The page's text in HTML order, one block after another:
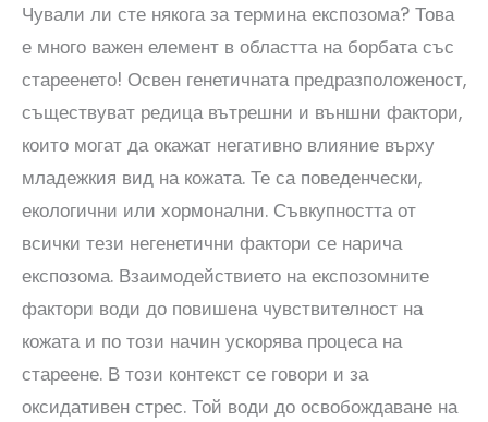
Чували ли сте някога за термина експозома? Това
е много важен елемент в областта на борбата със
стареенето! Освен генетичната предразположеност,
съществуват редица вътрешни и външни фактори,
които могат да окажат негативно влияние върху
младежкия вид на кожата. Те са поведенчески,
екологични или хормонални. Съвкупността от
всички тези негенетични фактори се нарича
експозома. Взаимодействието на експозомните
фактори води до повишена чувствителност на
кожата и по този начин ускорява процеса на
стареене. В този контекст се говори и за
оксидативен стрес. Той води до освобождаване на